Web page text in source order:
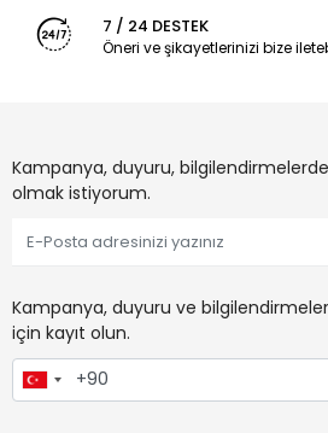
7 / 24 DESTEK
Öneri ve şikayetlerinizi bize
Kampanya, duyuru,
olmak istiyorum.
Kampanya, duyuru ve
için kayıt olun.